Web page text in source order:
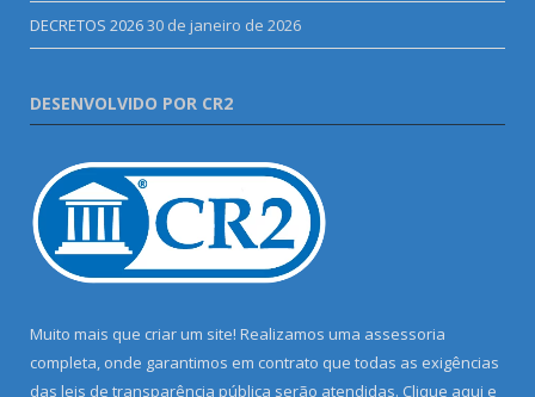
DECRETOS 202630 de janeiro de 2026
DESENVOLVIDO POR CR2
Muito mais que criar um site! Realizamos uma assessoria
completa, onde garantimos em contrato que todas as exigências
das leis de transparência pública serão atendidas. Clique aqui e